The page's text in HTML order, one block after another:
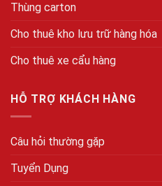
Thùng carton
Cho thuê kho lưu trữ hàng hóa
Cho thuê xe cẩu hàng
HỖ TRỢ KHÁCH HÀNG
Câu hỏi thường gặp
Tuyển Dụng